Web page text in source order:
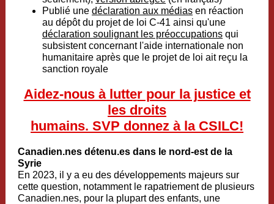
Publié une déclaration aux médias en réaction
au dépôt du projet de loi C-41 ainsi qu'une
déclaration soulignant les préoccupations qui
subsistent concernant l'aide internationale non
humanitaire après que le projet de loi ait reçu la
sanction royale
Aidez-nous à lutter pour la justice et
les droits
humains. SVP donnez à la CSILC!
Canadien.nes détenu.es dans le nord-est de la
Syrie
En 2023, il y a eu des développements majeurs sur
cette question, notamment le rapatriement de plusieurs
Canadien.nes, pour la plupart des enfants, une